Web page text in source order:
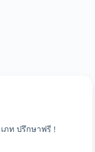
ภท ปรึกษาฟรี !